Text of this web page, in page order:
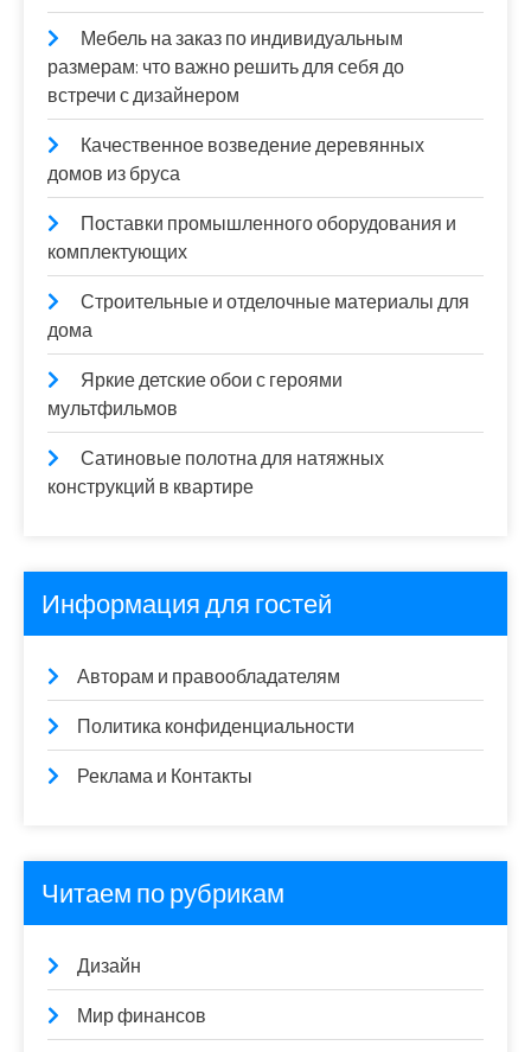
Мебель на заказ по индивидуальным
размерам: что важно решить для себя до
встречи с дизайнером
Качественное возведение деревянных
домов из бруса
Поставки промышленного оборудования и
комплектующих
Строительные и отделочные материалы для
дома
Яркие детские обои с героями
мультфильмов
Сатиновые полотна для натяжных
конструкций в квартире
Информация для гостей
Авторам и правообладателям
Политика конфиденциальности
Реклама и Контакты
Читаем по рубрикам
Дизайн
Мир финансов